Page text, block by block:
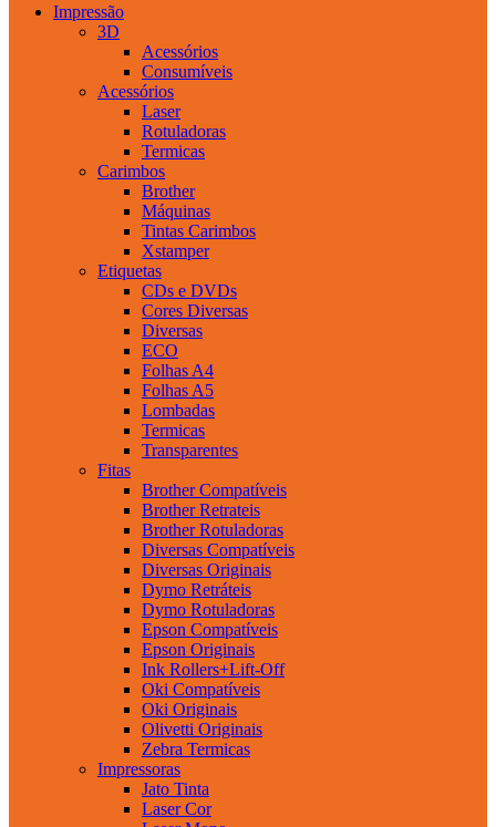
Impressão
3D
Acessórios
Consumíveis
Acessórios
Laser
Rotuladoras
Termicas
Carimbos
Brother
Máquinas
Tintas Carimbos
Xstamper
Etiquetas
CDs e DVDs
Cores Diversas
Diversas
ECO
Folhas A4
Folhas A5
Lombadas
Termicas
Transparentes
Fitas
Brother Compatíveis
Brother Retrateis
Brother Rotuladoras
Diversas Compatíveis
Diversas Originais
Dymo Retráteis
Dymo Rotuladoras
Epson Compatíveis
Epson Originais
Ink Rollers+Lift-Off
Oki Compatíveis
Oki Originais
Olivetti Originais
Zebra Termicas
Impressoras
Jato Tinta
Laser Cor